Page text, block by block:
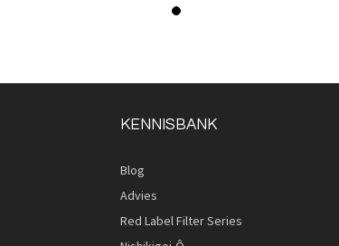
KENNISBANK
Blog
Advies
Red Label Filter Series